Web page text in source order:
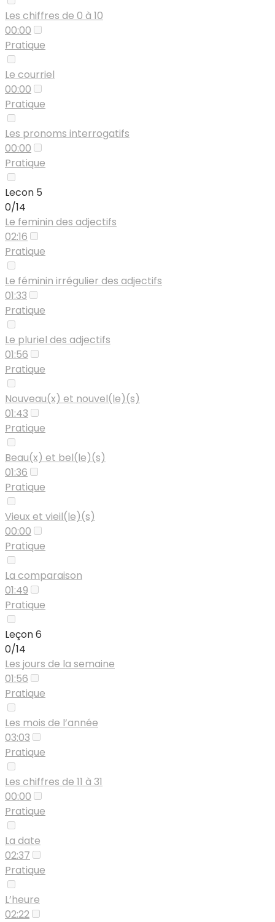
Les chiffres de 0 à 10
00:00
Pratique
Le courriel
00:00
Pratique
Les pronoms interrogatifs
00:00
Pratique
Lecon 5
0/14
Le feminin des adjectifs
02:16
Pratique
Le féminin irrégulier des adjectifs
01:33
Pratique
Le pluriel des adjectifs
01:56
Pratique
Nouveau(x) et nouvel(le)(s)
01:43
Pratique
Beau(x) et bel(le)(s)
01:36
Pratique
Vieux et vieil(le)(s)
00:00
Pratique
La comparaison
01:49
Pratique
Leçon 6
0/14
Les jours de la semaine
01:56
Pratique
Les mois de l’année
03:03
Pratique
Les chiffres de 11 à 31
00:00
Pratique
La date
02:37
Pratique
L’heure
02:22